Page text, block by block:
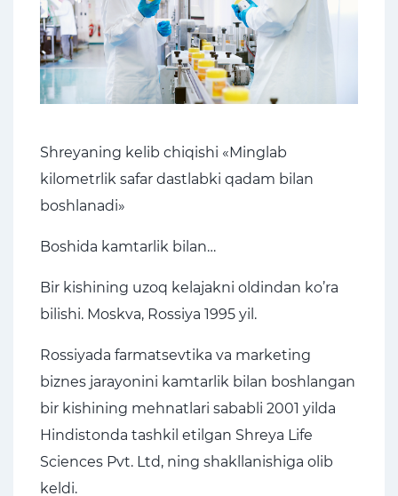
Shreyaning kelib chiqishi «Minglab
kilometrlik safar dastlabki qadam bilan
boshlanadi»
Boshida kamtarlik bilan…
Bir kishining uzoq kelajakni oldindan ko’ra
bilishi. Moskva, Rossiya 1995 yil.
Rossiyada farmatsevtika va marketing
biznes jarayonini kamtarlik bilan boshlangan
bir kishining mehnatlari sababli 2001 yilda
Hindistonda tashkil etilgan Shreya Life
Sciences Pvt. Ltd, ning shakllanishiga olib
keldi.